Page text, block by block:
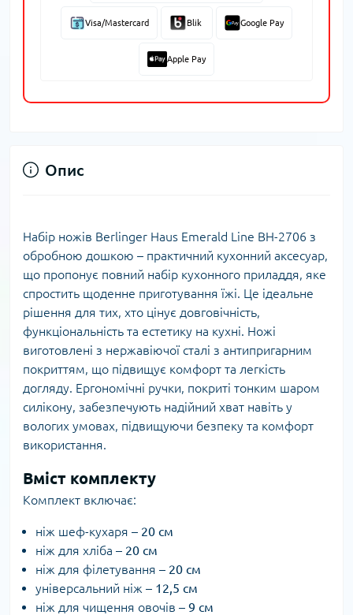
Visa/Mastercard Blik Google Pay
Apple Pay
Опис
Набір ножів Berlinger Haus Emerald Line BH-2706 з
обробною дошкою – практичний кухонний аксесуар,
що пропонує повний набір кухонного приладдя, яке
спростить щоденне приготування їжі. Це ідеальне
рішення для тих, хто цінує довговічність,
функціональність та естетику на кухні. Ножі
виготовлені з нержавіючої сталі з антипригарним
покриттям, що підвищує комфорт та легкість
догляду. Ергономічні ручки, покриті тонким шаром
силікону, забезпечують надійний хват навіть у
вологих умовах, підвищуючи безпеку та комфорт
використання.
Вміст комплекту
Комплект включає:
ніж шеф-кухаря – 20 см
ніж для хліба – 20 см
ніж для філетування – 20 см
універсальний ніж – 12,5 см
ніж для чищення овочів – 9 см